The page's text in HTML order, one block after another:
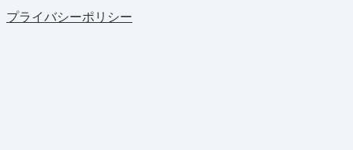
プライバシーポリシー